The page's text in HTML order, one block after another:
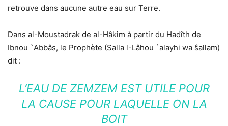
retrouve dans aucune autre eau sur Terre.
Dans al-Moustadrak de al-Hâkim à partir du Hadîth de
Ibnou `Abbâs, le Prophète (Salla l-Lâhou `alayhi wa ŝallam)
dit :
L’EAU DE ZEMZEM EST UTILE POUR
LA CAUSE POUR LAQUELLE ON LA
BOIT